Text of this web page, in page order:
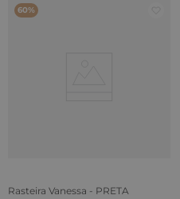
60%
Rasteira Vanessa - PRETA